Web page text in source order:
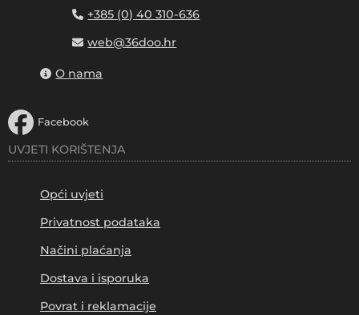
+385 (0) 40 310-636
web@36doo.hr
O nama
Facebook
UVJETI KORIŠTENJA
Opći uvjeti
Privatnost podataka
Načini plaćanja
Dostava i isporuka
Povrat i reklamacije